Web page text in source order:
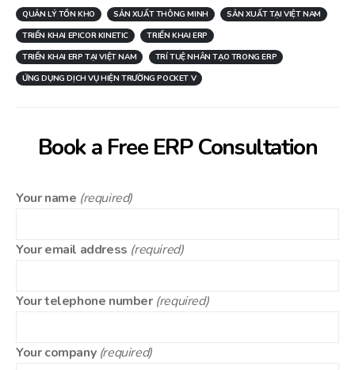
QUẢN LÝ TỒN KHO
SẢN XUẤT THÔNG MINH
SẢN XUẤT TẠI VIỆT NAM
TRIỂN KHAI EPICOR KINETIC
TRIỂN KHAI ERP
TRIỂN KHAI ERP TẠI VIỆT NAM
TRÍ TUỆ NHÂN TẠO TRONG ERP
ỨNG DỤNG DỊCH VỤ HIỆN TRƯỜNG POCKET V
Book a Free ERP Consultation
Your name (required)
Your email address (required)
Your telephone number (required)
Your company (required)